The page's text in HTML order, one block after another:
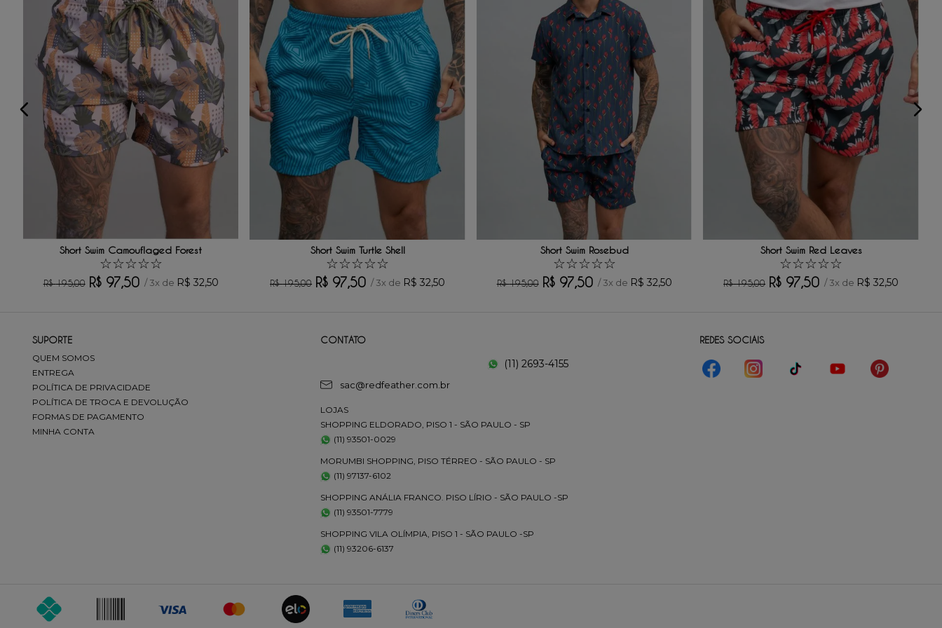
Avalie o produto de 1 a 5 estrelas
★★★★★
Seu nome
Sua localização
Endereço de email
Escreva uma avaliação
Short Swim Camouflaged Forest
☆☆☆☆☆
R$ 195,00 R$ 97,50 /3x de R$ 32,50
Short Swim Turtle Shell
☆☆☆☆☆
R$ 195,00 R$ 97,50 /3x de R$ 32,50
Short Swim Rosebud
☆☆☆☆☆
R$ 195,00 R$ 97,50 /3x de R$ 32,50
Short Swim Red Leaves
☆☆☆☆☆
R$ 195,00 R$ 97,50 /3x de R$ 32,50
SUPORTE
QUEM SOMOS
ENTREGA
POLÍTICA DE PRIVACIDADE
POLÍTICA DE TROCA E DEVOLUÇÃO
FORMAS DE PAGAMENTO
MINHA CONTA
CONTATO
(11) 2693-4155
sac@redfeather.com.br
LOJAS
SHOPPING ELDORADO, PISO 1 - SÃO PAULO - SP
(11) 93501-0029
MORUMBI SHOPPING, PISO TÉRREO - SÃO PAULO - SP
(11) 97137-6102
SHOPPING ANÁLIA FRANCO. PISO LÍRIO - SÃO PAULO -SP
(11) 93501-7779
SHOPPING VILA OLÍMPIA, PISO 1 - SÃO PAULO -SP
(11) 93206-6137
REDES SOCIAIS